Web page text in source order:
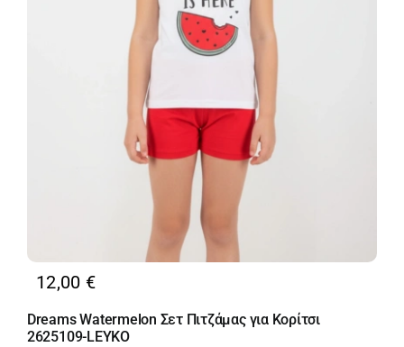
12,00 €
Dreams Watermelon Σετ Πιτζάμας για Κορίτσι
2625109-LEYKO